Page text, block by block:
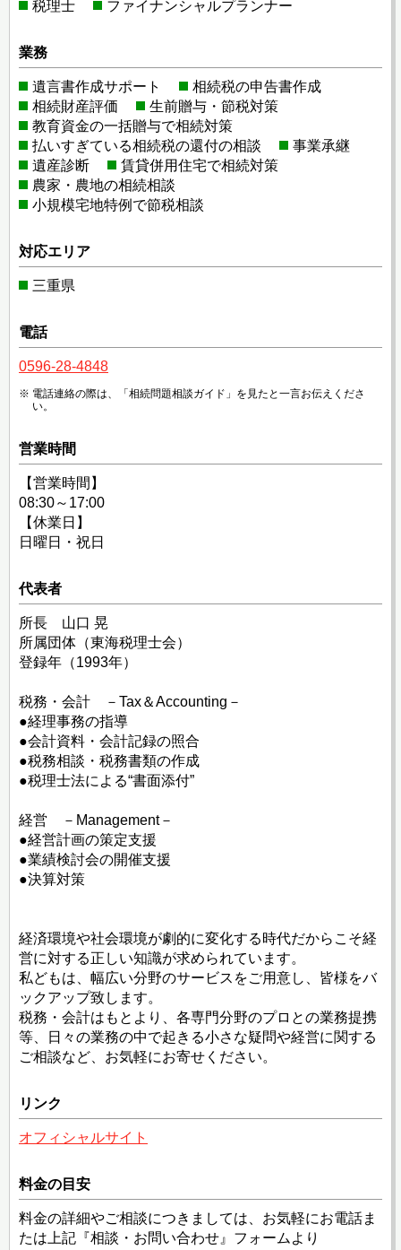
税理士 ファイナンシャルプランナー
業務
遺言書作成サポート
相続税の申告書作成
相続財産評価
生前贈与・節税対策
教育資金の一括贈与で相続対策
払いすぎている相続税の還付の相談
事業承継
遺産診断
賃貸併用住宅で相続対策
農家・農地の相続相談
小規模宅地特例で節税相談
対応エリア
三重県
電話
0596-28-4848
電話連絡の際は、「相続問題相談ガイド」を見たと一言お伝えくださ
い。
営業時間
【営業時間】
08:30～17:00
【休業日】
日曜日・祝日
代表者
所長 山口 晃
所属団体（東海税理士会）
登録年（1993年）
税務・会計 －Tax＆Accounting－
●経理事務の指導
●会計資料・会計記録の照合
●税務相談・税務書類の作成
●税理士法による“書面添付”
経営 －Management－
●経営計画の策定支援
●業績検討会の開催支援
●決算対策
経済環境や社会環境が劇的に変化する時代だからこそ経
営に対する正しい知識が求められています。
私どもは、幅広い分野のサービスをご用意し、皆様をバ
ックアップ致します。
税務・会計はもとより、各専門分野のプロとの業務提携
等、日々の業務の中で起きる小さな疑問や経営に関する
ご相談など、お気軽にお寄せください。
リンク
オフィシャルサイト
料金の目安
料金の詳細やご相談につきましては、お気軽にお電話ま
たは上記『相談・お問い合わせ』フォームより